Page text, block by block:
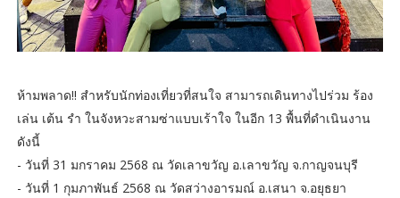
ห้ามพลาด!! สำหรับนักท่องเที่ยวที่สนใจ สามารถเดินทางไปร่วม ร้อง
เล่น เต้น รำ ในจังหวะสามซ่าแบบเร้าใจ ในอีก 13 พื้นที่ดำเนินงาน
ดังนี้
- วันที่ 31 มกราคม 2568 ณ วัดเลาขวัญ อ.เลาขวัญ จ.กาญจนบุรี
- วันที่ 1 กุมภาพันธ์ 2568 ณ วัดสว่างอารมณ์ อ.เสนา จ.อยุธยา